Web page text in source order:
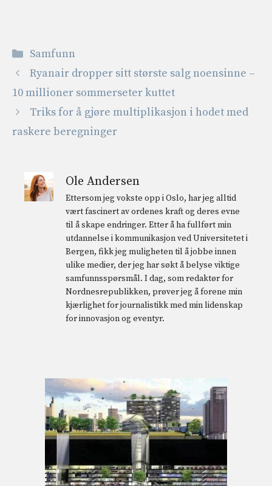
Kategorier
Samfunn
Ryanair dropper sitt største salg noensinne –
10 millioner sommerseter kuttet
Triks for å gjøre multiplikasjon i hodet med
raskere beregninger
Ole Andersen
Ettersom jeg vokste opp i Oslo, har jeg alltid
vært fascinert av ordenes kraft og deres evne
til å skape endringer. Etter å ha fullført min
utdannelse i kommunikasjon ved Universitetet i
Bergen, fikk jeg muligheten til å jobbe innen
ulike medier, der jeg har søkt å belyse viktige
samfunnsspørsmål. I dag, som redaktør for
Nordnesrepublikken, prøver jeg å forene min
kjærlighet for journalistikk med min lidenskap
for innovasjon og eventyr.